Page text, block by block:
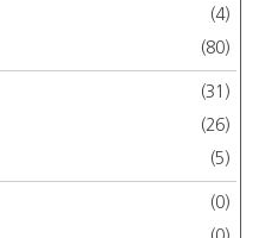
(4)
(80)
(31)
(26)
(5)
(0)